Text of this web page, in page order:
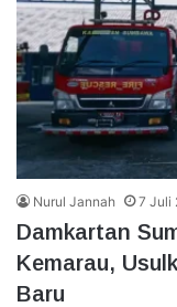
Nurul Jannah 7 Juli
Damkartan
Kemarau,
Baru